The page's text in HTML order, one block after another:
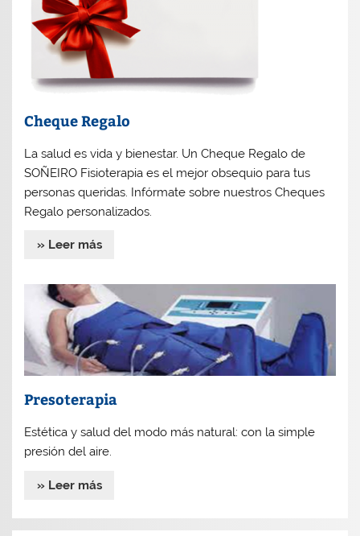
Cheque Regalo
La salud es vida y bienestar. Un Cheque Regalo de
SOÑEIRO Fisioterapia es el mejor obsequio para tus
personas queridas. Infórmate sobre nuestros Cheques
Regalo personalizados.
» Leer más
Presoterapia
Estética y salud del modo más natural: con la simple
presión del aire.
» Leer más